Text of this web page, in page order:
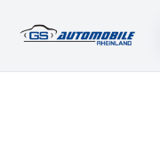
GS AUTOMOBILE
RHEINLAND